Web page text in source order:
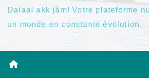
Dalaal akk jàm! Votre plateforme
un monde en constante évolution.